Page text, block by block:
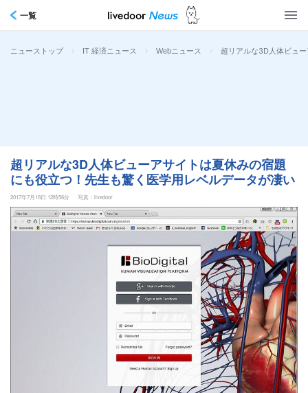
一覧
ニューストップ > IT 経済ニュース > Webニュース > 超リアルな3D人体ビュ
超リアルな3D人体ビューアサイトは夏休みの宿題
にも役立つ！先生も驚く医学用レベルデータが凄い
2017年7月18日 12時56分 写真：livedoor